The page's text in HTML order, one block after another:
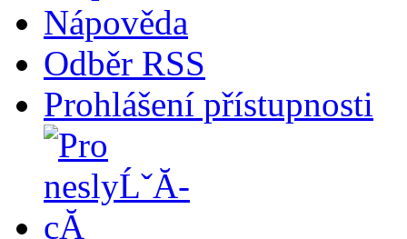
Nápověda
Odběr RSS
Prohlášení přístupnosti